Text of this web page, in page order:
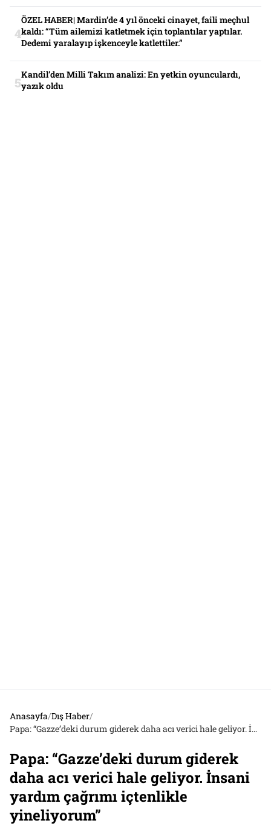
ÖZEL HABER| Mardin’de 4 yıl önceki cinayet, faili meçhul
kaldı: “Tüm ailemizi katletmek için toplantılar yaptılar.
Dedemi yaralayıp işkenceyle katlettiler.”
Kandil’den Milli Takım analizi: En yetkin oyunculardı,
yazık oldu
Anasayfa/Dış Haber/
Papa: “Gazze’deki durum giderek daha acı verici hale geliyor. İnsani yardım çağrımı içtenlikle yineliyorum”
Papa: “Gazze’deki durum giderek
daha acı verici hale geliyor. İnsani
yardım çağrımı içtenlikle
yineliyorum”